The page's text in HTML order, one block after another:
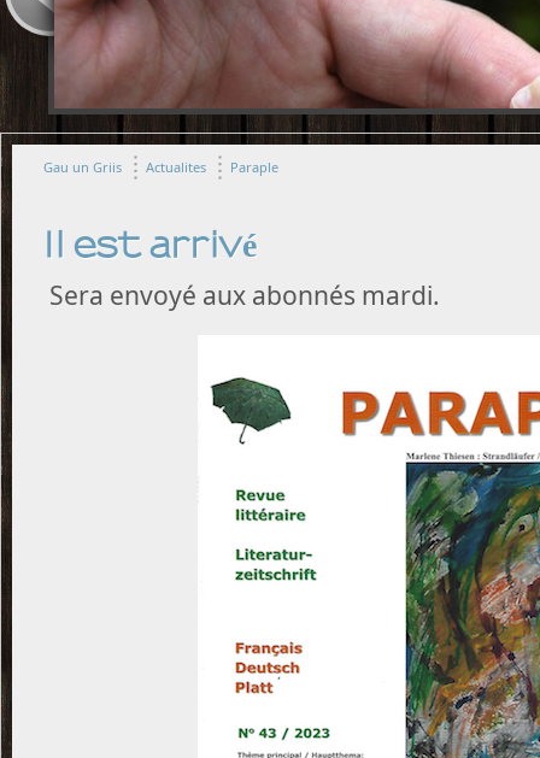
Gau un Griis Actualites Paraple
Il est arrivé
Sera envoyé aux abonnés mardi.